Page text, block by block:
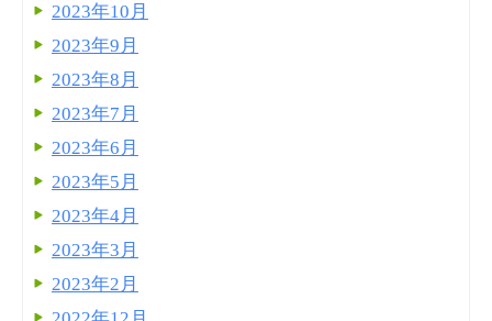
2023年10月
2023年9月
2023年8月
2023年7月
2023年6月
2023年5月
2023年4月
2023年3月
2023年2月